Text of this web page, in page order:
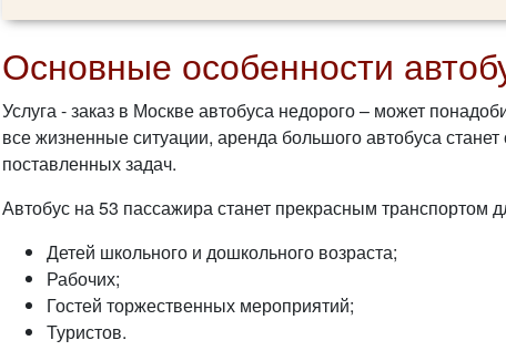
Основные особенности
Услуга - заказ в Москве автобуса недорого – может
все жизненные ситуации, аренда большого автобуса
поставленных задач.
Автобус на 53 пассажира станет прекрасным транспортом
Детей школьного и дошкольного возраста;
Рабочих;
Гостей торжественных мероприятий;
Туристов.